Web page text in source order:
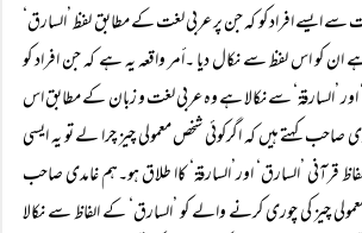
افراد کو کہ جن پر عربی لغت کے مطابق لفظ ’السارق‘
ہے ان کو اس لفظ سے نکال دیا ۔أمر واقعہ یہ ہے کہ جن افراد کو
’السارقۃ‘ سے نکالا ہے وہ عربی لغت و زبان کے مطابق اس
صاحب کہتے ہیں کہ اگرکوئی شخص معمولی چیز چرا لے تو یہ ایسی
قرآنی ’السارق‘ اور’السارقۃ‘ کاا طلاق ہو۔ہم غامدی صاحب
چیز کی چوری کرنے والے کو ’السارق‘ کے الفاظ سے نکالا